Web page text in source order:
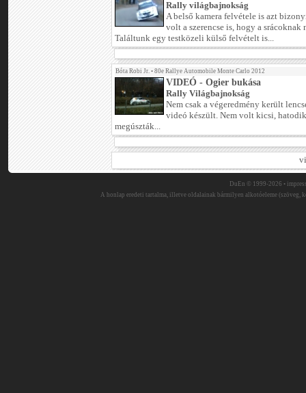
Rally világbajnokság
A belső kamera felvétele is azt
volt a szerencse is, hogy a srácoknak
Találtunk egy testközeli külső felvételt is...
Bóta Robi Jr. • 80e Rallye Automobile Monte Carlo 2012
VIDEÓ - Ogier bukása
Rally Világbajnokság
Nem csak a végeredmény került
videó készült. Nem volt kicsi, hatodik
megúszták...
DuEn © 1999-2026 •
A honlap eredeti tartalma, illetve oldalainak bármilyen alkotóeleme (szöveg,